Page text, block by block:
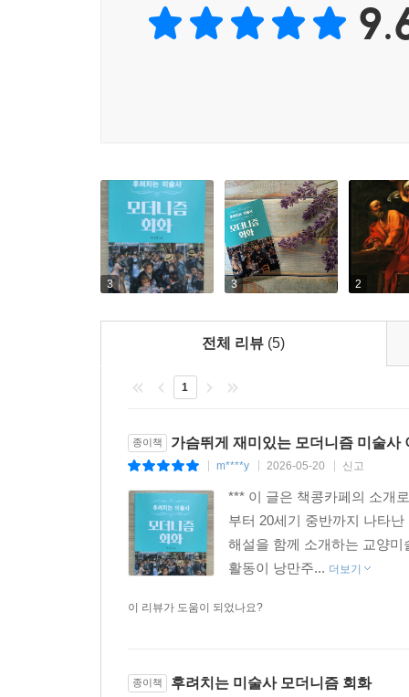
그렇다면 우리도 피카소를 따라 먼저 머릿속으
---pp.207-208
몬드리안의 그림이 기억에 쉽게 남아 있는 이유는
지 색으로만 이루어져 있습니다.
사실 이러한 ‘단순함’은 굉장히 이질적입니다.
물감을 마구 흩뿌린 듯한 그의 그림은 어떤 가
는 생각이 들지도 모르겠습니다. 기술적으로 보
입니다.
이러한 현상을 어떻게 이해해야 할까요? 모더니
정신없는 그림이 미국 최고의 그림이자 모더니
---p.263
나열하는 데 그치지 않고, 그 뒤에 놓인 시대적
돕는다. 익숙하지만 이해하기 어려웠던 작품들이
3 3 2
전체 리뷰 (5)
1
종이책 가슴뛰게 재미있는 모더니즘 미술사
m****y 2026-05-20 신고
*** 이 글은 책콩카페의 소개
부터 20세기 중반까지 나타
해설을 함께 소개하는 교양
활동이 낭만주... 더보기
이 리뷰가 도움이 되었나요?
종이책 후려치는 미술사 모더니즘 회화